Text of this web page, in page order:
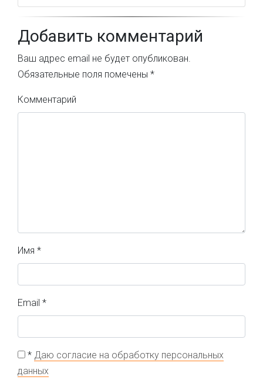
Добавить комментарий
Ваш адрес email не будет опубликован.
Обязательные поля помечены *
Комментарий
Имя *
Email *
* Даю согласие на обработку персональных
данных